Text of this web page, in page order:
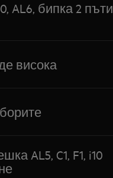
AL6, бипка 2 пъти
висока
AL5, C1, F1, i10